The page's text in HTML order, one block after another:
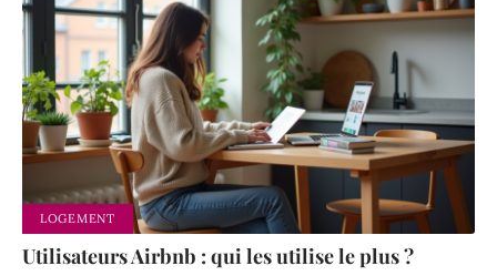
LOGEMENT
Utilisateurs Airbnb : qui les utilise le plus ?